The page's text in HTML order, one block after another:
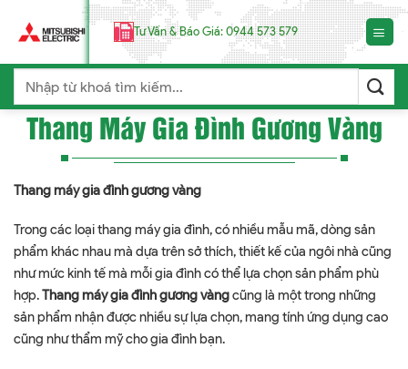
đến
Tư Vấn & Báo Giá: 0944 573 579
Thang Máy Gia Đình Gương Vàng
Thang máy gia đình gương vàng
Trong các loại thang máy gia đình, có nhiều mẫu mã, dòng sản
phẩm khác nhau mà dựa trên sở thích, thiết kế của ngôi nhà cũng
như mức kinh tế mà mỗi gia đình có thể lựa chọn sản phẩm phù
hợp.Thang máy gia đình gương vàngcũng là một trong những
sản phẩm nhận được nhiều sự lựa chọn, mang tính ứng dụng cao
cũng như thẩm mỹ cho gia đình bạn.